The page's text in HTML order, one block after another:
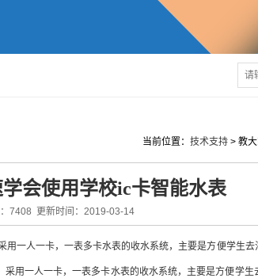
当前位置： 技术支持 > 教
会使用学校ic卡智能水表
7408 更新时间：2019-03-14
用一人一卡，一表多卡水表的收水系统，主要是方便学生
用一人一卡，一表多卡水表的收水系统，主要是方便学生